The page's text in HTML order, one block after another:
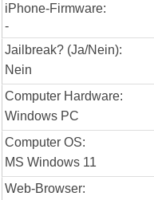
iPhone-Firmware:
-
Jailbreak? (Ja/Nein):
Nein
Computer Hardware:
Windows PC
Computer OS:
MS Windows 11
Web-Browser: